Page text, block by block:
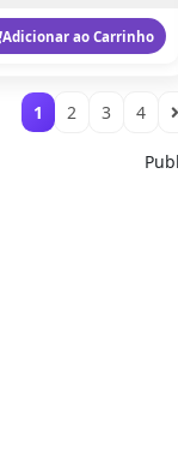
Adicionar ao Carrinho
1 2 3 4